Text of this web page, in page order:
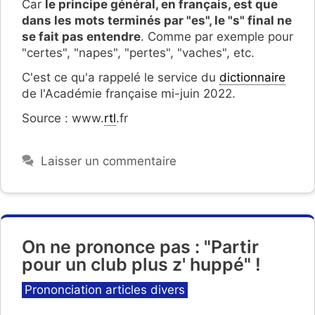
Car le principe général, en français, est que
dans les mots terminés par "es", le "s" final ne
se fait pas entendre. Comme par exemple pour
"certes", "napes", "pertes", "vaches", etc.
C'est ce qu'a rappelé le service du dictionnaire
de l'Académie française mi-juin 2022.
Source : www.rtl.fr
Laisser un commentaire
On ne prononce pas : "Partir
pour un club plus z' huppé" !
Catégories
Prononciation articles divers